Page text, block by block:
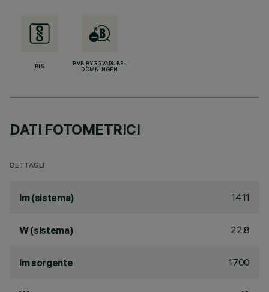
BIS
BVB BYGGVARUBE-
DÖMNINGEN
DATI FOTOMETRICI
DETTAGLI
lm (sistema) 1411
W (sistema) 22.8
lm sorgente 1700